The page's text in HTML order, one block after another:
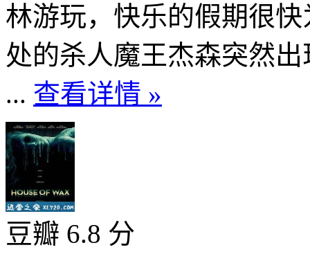
林游玩，快乐的假期很
处的杀人魔王杰森突然
... 查看详情 »
豆瓣 6.8 分